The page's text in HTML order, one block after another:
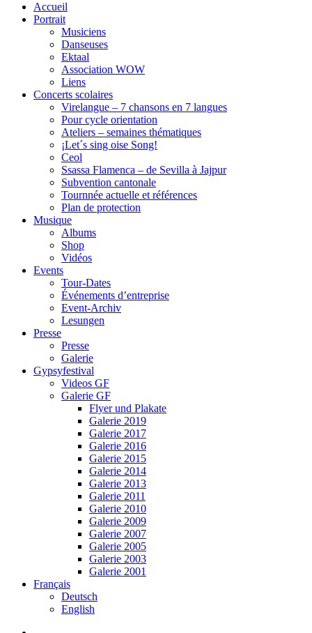
Accueil
Portrait
Musiciens
Danseuses
Ektaal
Association WOW
Liens
Concerts scolaires
Virelangue – 7 chansons en 7 langues
Pour cycle orientation
Ateliers – semaines thématiques
¡Let´s sing oise Song!
Ceol
Ssassa Flamenca – de Sevilla à Jajpur
Subvention cantonale
Tournnée actuelle et références
Plan de protection
Musique
Albums
Shop
Vidéos
Events
Tour-Dates
Événements d’entreprise
Event-Archiv
Lesungen
Presse
Presse
Galerie
Gypsyfestival
Videos GF
Galerie GF
Flyer und Plakate
Galerie 2019
Galerie 2017
Galerie 2016
Galerie 2015
Galerie 2014
Galerie 2013
Galerie 2011
Galerie 2010
Galerie 2009
Galerie 2007
Galerie 2005
Galerie 2003
Galerie 2001
Français
Deutsch
English